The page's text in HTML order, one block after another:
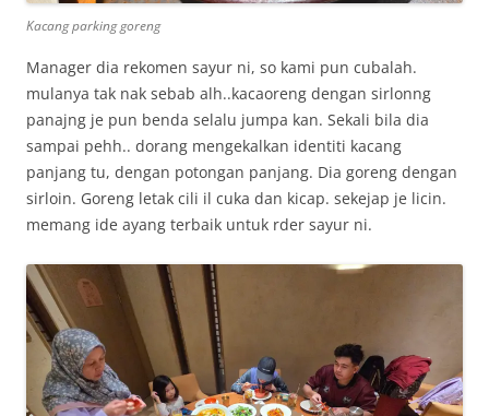
Kacang parking goreng
Manager dia rekomen sayur ni, so kami pun cubalah.
mulanya tak nak sebab alh..kacaoreng dengan sirlonng
panajng je pun benda selalu jumpa kan. Sekali bila dia
sampai pehh.. dorang mengekalkan identiti kacang
panjang tu, dengan potongan panjang. Dia goreng dengan
sirloin. Goreng letak cili il cuka dan kicap. sekejap je licin.
memang ide ayang terbaik untuk rder sayur ni.